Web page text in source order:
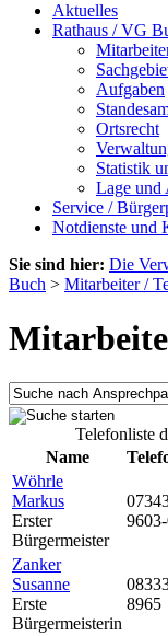
Aktuelles
Rathaus / VG
Aufgaben
Ortsrecht
Statistik
Lage und
Service /
Notdienste und
Sie sind hier: Die
Buch > Mitarbeiter /
Telefonliste
Name
Wöhrle
Markus
Erster
Bürgermeister
Zanker
Susanne
Erste
Bürgermeisterin
8965